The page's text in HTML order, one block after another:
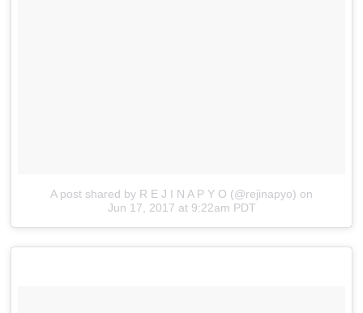
A post shared by R E J I N A P Y O (@rejinapyo) on
Jun 17, 2017 at 9:22am PDT